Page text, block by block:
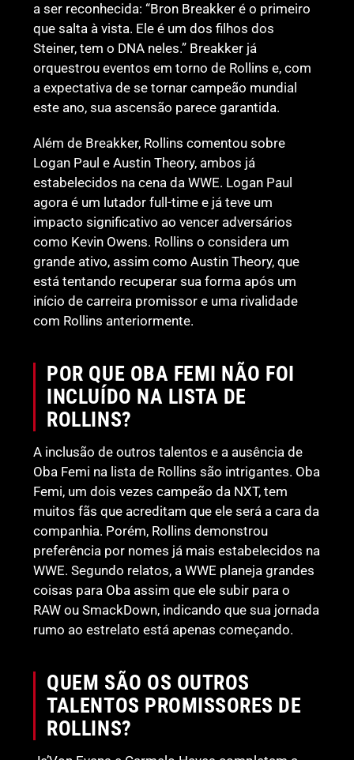
a ser reconhecida: “Bron Breakker é o primeiro
que salta à vista. Ele é um dos filhos dos
Steiner, tem o DNA neles.” Breakker já
orquestrou eventos em torno de Rollins e, com
a expectativa de se tornar campeão mundial
este ano, sua ascensão parece garantida.
Além de Breakker, Rollins comentou sobre
Logan Paul e Austin Theory, ambos já
estabelecidos na cena da WWE. Logan Paul
agora é um lutador full-time e já teve um
impacto significativo ao vencer adversários
como Kevin Owens. Rollins o considera um
grande ativo, assim como Austin Theory, que
está tentando recuperar sua forma após um
início de carreira promissor e uma rivalidade
com Rollins anteriormente.
POR QUE OBA FEMI NÃO FOI
INCLUÍDO NA LISTA DE
ROLLINS?
A inclusão de outros talentos e a ausência de
Oba Femi na lista de Rollins são intrigantes. Oba
Femi, um dois vezes campeão da NXT, tem
muitos fãs que acreditam que ele será a cara da
companhia. Porém, Rollins demonstrou
preferência por nomes já mais estabelecidos na
WWE. Segundo relatos, a WWE planeja grandes
coisas para Oba assim que ele subir para o
RAW ou SmackDown, indicando que sua jornada
rumo ao estrelato está apenas começando.
QUEM SÃO OS OUTROS
TALENTOS PROMISSORES DE
ROLLINS?